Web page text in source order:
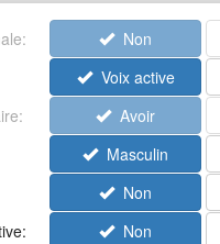
Non
Voix active
Avoir
Masculin
Non
Non